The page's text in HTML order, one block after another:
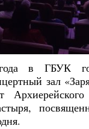
в ГБУК
зал